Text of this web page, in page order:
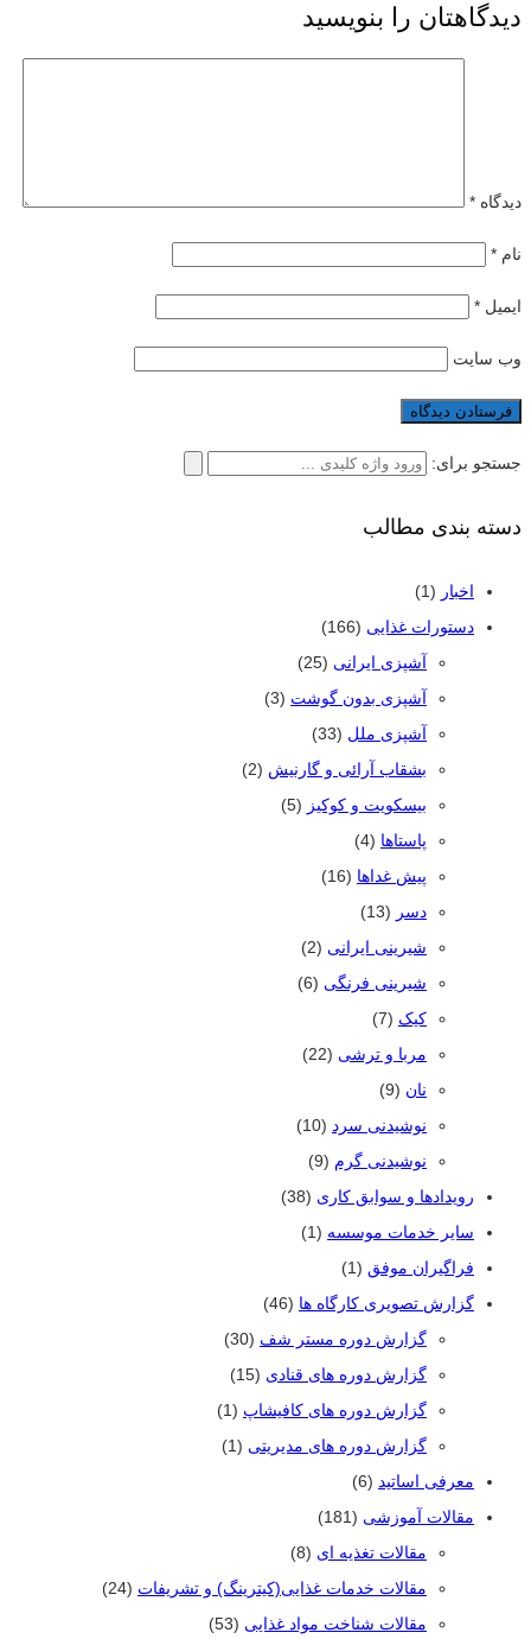
دیدگاهتان را بنویسید
دیدگاه *
نام *
ایمیل *
وب‌ سایت
جستجو برای:
دسته بندی مطالب
اخبار (1)
دستورات غذایی (166)
آشپزی ایرانی (25)
آشپزی بدون گوشت (3)
آشپزی ملل (33)
بشقاب آرائی و گارنیش (2)
بیسکویت و کوکیز (5)
پاستاها (4)
پیش غداها (16)
دسر (13)
شیرینی ایرانی (2)
شیرینی فرنگی (6)
کیک (7)
مربا و ترشی (22)
نان (9)
نوشیدنی سرد (10)
نوشیدنی گرم (9)
رویدادها و سوابق کاری (38)
سایر خدمات موسسه (1)
فراگیران موفق (1)
گزارش تصویری کارگاه ها (46)
گزارش دوره مستر شف (30)
گزارش دوره های قنادی (15)
گزارش دوره های کافیشاپ (1)
گزارش دوره های مدیریتی (1)
معرفی اساتید (6)
مقالات آموزشی (181)
مقالات تغذیه ای (8)
مقالات خدمات غذایی(کیترینگ) و تشریفات (24)
مقالات شناخت مواد غذایی (53)